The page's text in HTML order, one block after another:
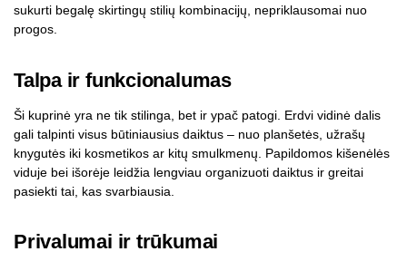
sukurti begalę skirtingų stilių kombinacijų, nepriklausomai nuo
progos.
Talpa ir funkcionalumas
Ši kuprinė yra ne tik stilinga, bet ir ypač patogi. Erdvi vidinė dalis
gali talpinti visus būtiniausius daiktus – nuo planšetės, užrašų
knygutės iki kosmetikos ar kitų smulkmenų. Papildomos kišenėlės
viduje bei išorėje leidžia lengviau organizuoti daiktus ir greitai
pasiekti tai, kas svarbiausia.
Privalumai ir trūkumai